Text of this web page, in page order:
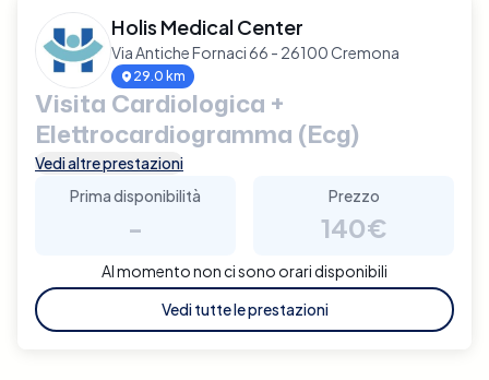
Holis Medical Center
Via Antiche Fornaci 66 - 26100 Cremona
29.0 km
Visita Cardiologica +
Elettrocardiogramma (Ecg)
Vedi altre prestazioni
Prima disponibilità
-
Prezzo
140€
Al momento non ci sono orari disponibili
Vedi tutte le prestazioni